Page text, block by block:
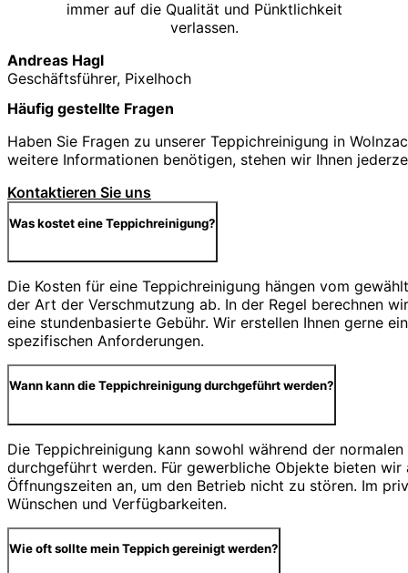
immer auf die Qualität und Pünktlichkeit
verlassen.
Andreas Hagl
Geschäftsführer, Pixelhoch
Häufig gestellte Fragen
Haben Sie Fragen zu unserer Teppichreinigung in
weitere Informationen benötigen, stehen wir Ihnen
Kontaktieren Sie uns
Was kostet eine Teppichreinigung?
Die Kosten für eine Teppichreinigung hängen vom
der Art der Verschmutzung ab. In der Regel berechnen
eine stundenbasierte Gebühr. Wir erstellen Ihnen gerne
spezifischen Anforderungen.
Wann kann die Teppichreinigung durchgeführt werden?
Die Teppichreinigung kann sowohl während der
durchgeführt werden. Für gewerbliche Objekte bieten wir
Öffnungszeiten an, um den Betrieb nicht zu stören. Im
Wünschen und Verfügbarkeiten.
Wie oft sollte mein Teppich gereinigt werden?